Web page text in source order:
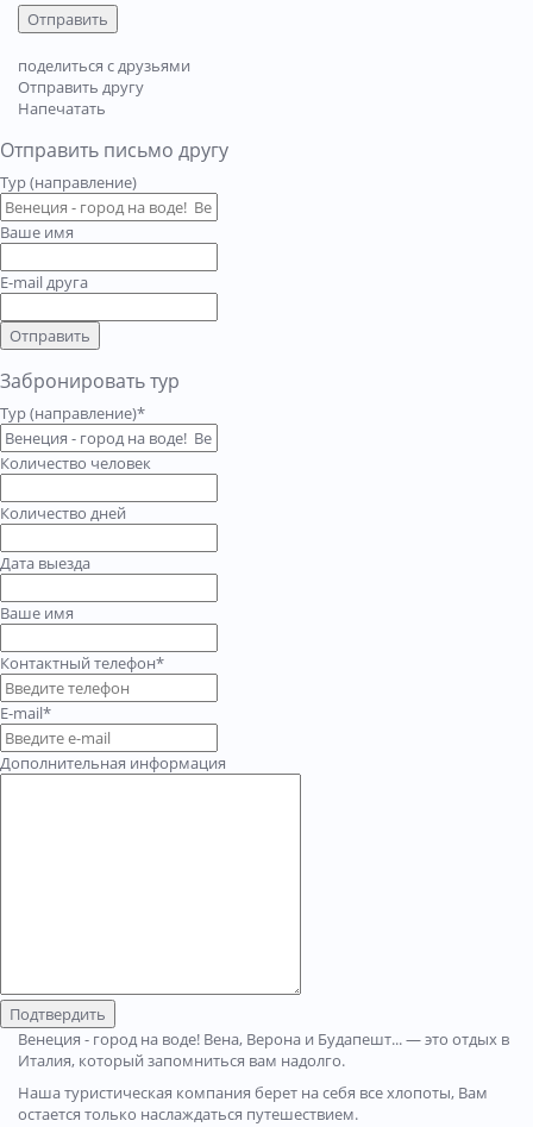
Отправить
поделиться с друзьями
Отправить другу
Напечатать
Отправить письмо другу
Тур (направление)
Ваше имя
E-mail друга
Отправить
Забронировать тур
Тур (направление)*
Количество человек
Количество дней
Дата выезда
Ваше имя
Контактный телефон*
E-mail*
Дополнительная информация
Подтвердить
Венеция - город на воде! Вена, Верона и Будапешт... — это отдых в
Италия, который запомниться вам надолго.
Наша туристическая компания берет на себя все хлопоты, Вам
остается только наслаждаться путешествием.